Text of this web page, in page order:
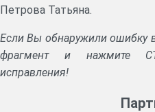
Петрова Татьяна.
Если Вы обнаружили ошибку
фрагмент и нажмите
исправления!